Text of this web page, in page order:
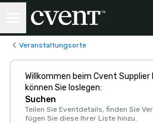
Veranstaltungsorte
Willkommen beim Cvent Supplier
können Sie loslegen:
Suchen
Teilen Sie Eventdetails, finden Sie
fügen Sie diese Ihrer Liste hinzu.